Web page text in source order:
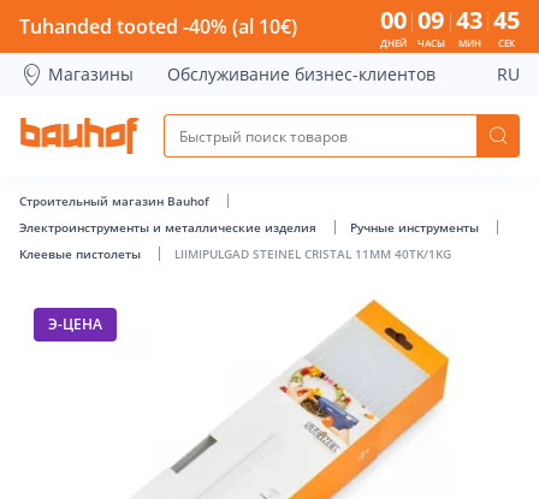
LIIMIPULGAD STEINEL CRISTAL 11MM 40TK/1KG - Bauhof
Tuhanded tooted -40% (al 10€) 00
ДНЕЙ
09
ЧАСЫ
43
МИН
45
СЕК
Магазины Обслуживание бизнес-клиентов RU
Строительный магазин Bauhof
Электроинструменты и металлические изделия
Ручные инструменты
Клеевые пистолеты
LIIMIPULGAD STEINEL CRISTAL 11MM 40TK/1KG
Э-ЦЕНА